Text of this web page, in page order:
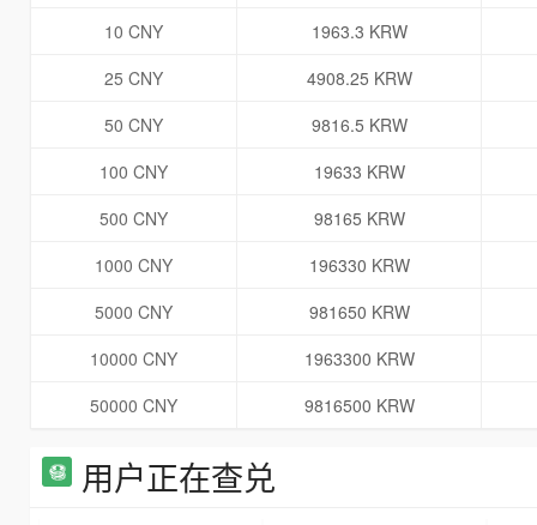
10 CNY
1963.3 KRW
25 CNY
4908.25 KRW
50 CNY
9816.5 KRW
100 CNY
19633 KRW
500 CNY
98165 KRW
1000 CNY
196330 KRW
5000 CNY
981650 KRW
10000 CNY
1963300 KRW
50000 CNY
9816500 KRW
用户正在查兑